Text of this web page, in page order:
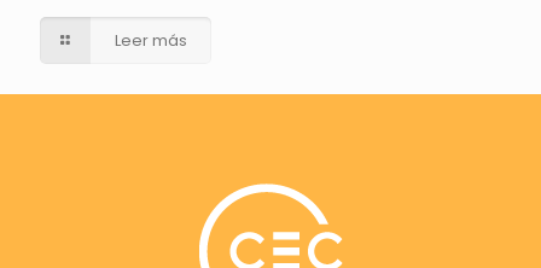
Leer más